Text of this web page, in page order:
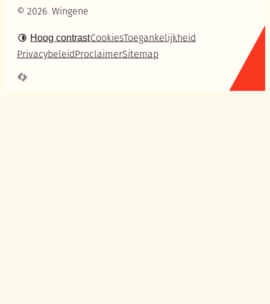
© 2026 Wingene
Hoog contrastCookiesToegankelijkheid
Privacybeleid ProclaimerSitemap
LCP nv 2026 ©